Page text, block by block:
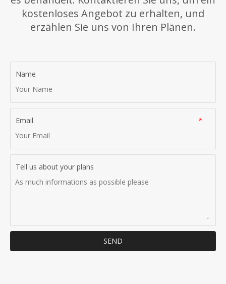
kostenloses Angebot zu erhalten, und
erzählen Sie uns von Ihren Plänen.
Name
*
Email
Tell us about your plans
SEND